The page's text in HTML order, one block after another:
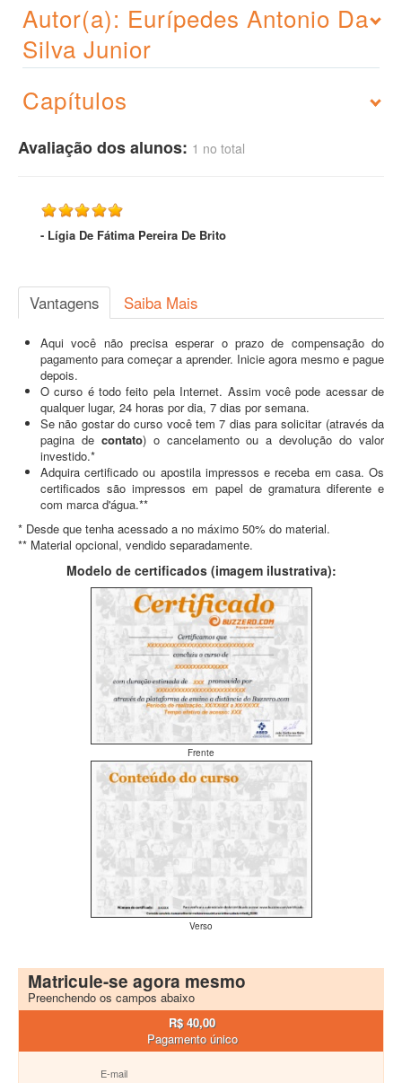
Autor(a): Eurípedes Antonio Da
Silva Junior
Capítulos
Avaliação dos alunos: 1 no total
- Lígia De Fátima Pereira De Brito
Vantagens Saiba Mais
Aqui você não precisa esperar o prazo de compensação do
pagamento para começar a aprender. Inicie agora mesmo e pague
depois.
O curso é todo feito pela Internet. Assim você pode acessar de
qualquer lugar, 24 horas por dia, 7 dias por semana.
Se não gostar do curso você tem 7 dias para solicitar (através da
pagina de contato) o cancelamento ou a devolução do valor
investido.*
Adquira certificado ou apostila impressos e receba em casa. Os
certificados são impressos em papel de gramatura diferente e
com marca d'água.**
* Desde que tenha acessado a no máximo 50% do material.
** Material opcional, vendido separadamente.
Modelo de certificados (imagem ilustrativa):
Frente
Verso
Matricule-se agora mesmo
Preenchendo os campos abaixo
R$ 40,00
Pagamento único
E-mail